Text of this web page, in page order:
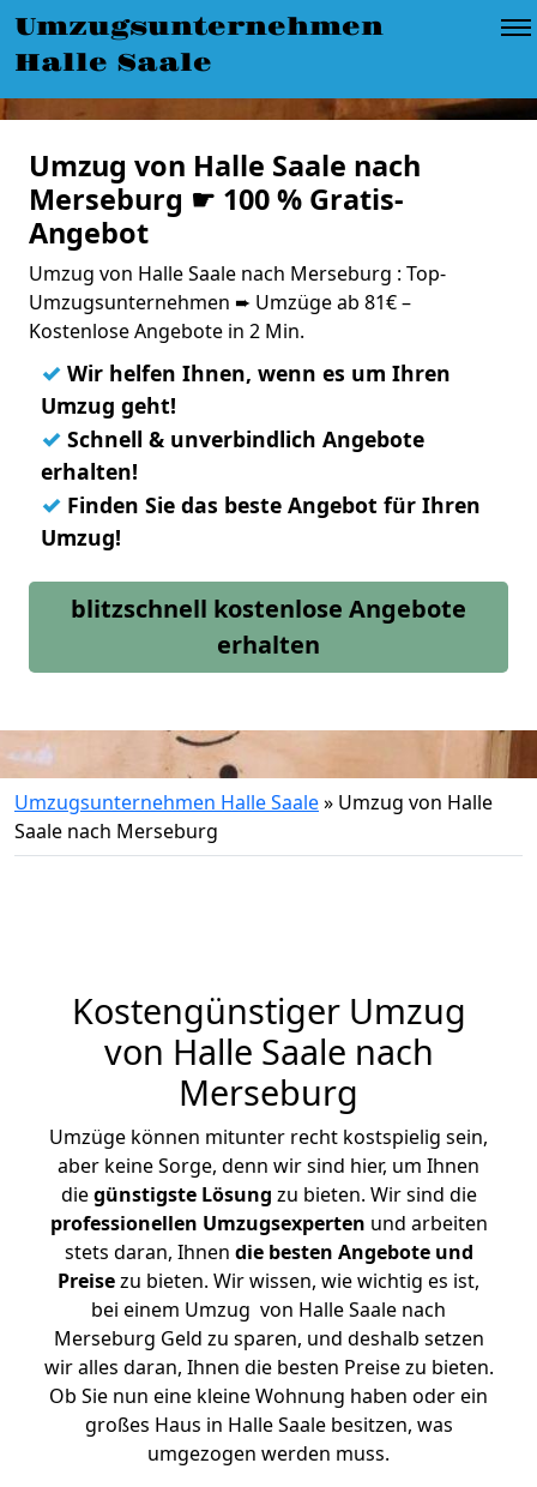
Umzugsunternehmen
Halle Saale
Umzug von Halle Saale nach
Merseburg ☛ 100 % Gratis-
Angebot
Umzug von Halle Saale nach Merseburg : Top-
Umzugsunternehmen ➨ Umzüge ab 81€ –
Kostenlose Angebote in 2 Min.
✓ Wir helfen Ihnen, wenn es um Ihren
Umzug geht!
✓ Schnell & unverbindlich Angebote
erhalten!
✓ Finden Sie das beste Angebot für Ihren
Umzug!
blitzschnell kostenlose Angebote
erhalten
Umzugsunternehmen Halle Saale» Umzug von Halle
Saale nach Merseburg
Kostengünstiger Umzug
von Halle Saale nach
Merseburg
Umzüge können mitunter recht kostspielig sein,
aber keine Sorge, denn wir sind hier, um Ihnen
diegünstigste Lösung zu bieten. Wir sind die
professionellen Umzugsexperten und arbeiten
stets daran, Ihnen die besten Angebote und
Preisezu bieten. Wir wissen, wie wichtig es ist,
bei einem Umzug von Halle Saale nach
Merseburg Geld zu sparen, und deshalb setzen
wir alles daran, Ihnen die besten Preise zu bieten.
Ob Sie nun eine kleine Wohnung haben oder ein
großes Haus in Halle Saale besitzen, was
umgezogen werden muss.